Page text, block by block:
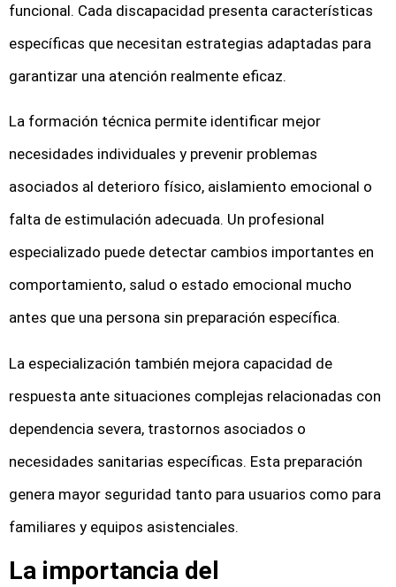
funcional. Cada discapacidad presenta características
específicas que necesitan estrategias adaptadas para
garantizar una atención realmente eficaz.
La formación técnica permite identificar mejor
necesidades individuales y prevenir problemas
asociados al deterioro físico, aislamiento emocional o
falta de estimulación adecuada. Un profesional
especializado puede detectar cambios importantes en
comportamiento, salud o estado emocional mucho
antes que una persona sin preparación específica.
La especialización también mejora capacidad de
respuesta ante situaciones complejas relacionadas con
dependencia severa, trastornos asociados o
necesidades sanitarias específicas. Esta preparación
genera mayor seguridad tanto para usuarios como para
familiares y equipos asistenciales.
La importancia del